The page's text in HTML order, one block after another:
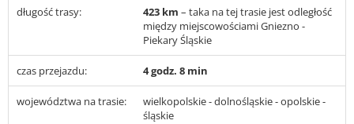
długość trasy: 423 km – taka na tej trasie jest odległość
między miejscowościami Gniezno -
Piekary Śląskie
czas przejazdu: 4 godz. 8 min
województwa na trasie:
wielkopolskie - dolnośląskie - opolskie -
śląskie